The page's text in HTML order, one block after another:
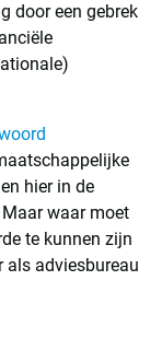
door een gebrek
hier in de
waar moet
te kunnen zijn
als adviesbureau